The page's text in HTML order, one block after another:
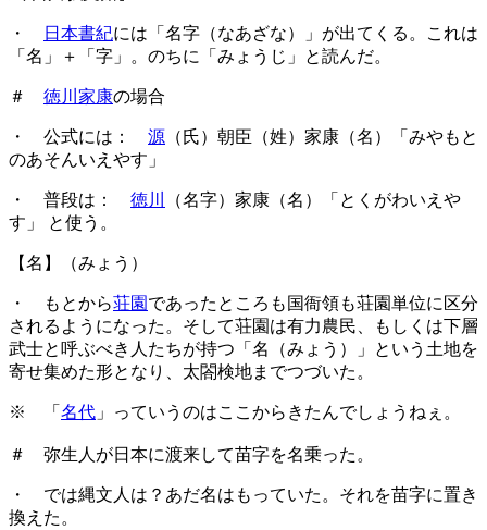
・ 日本書紀には「名字（なあざな）」が出てくる。これは
「名」＋「字」。のちに「みょうじ」と読んだ。
＃ 徳川家康の場合
・ 公式には： 源 （氏）朝臣（姓）家康（名）「みやもと
のあそんいえやす」
・ 普段は： 徳川
（名字）家康（名）「とくがわいえや
す」 と使う。
【名】（みょう）
・ もとから荘園 であったところも国衙領も荘園単位に区分
されるようになった。そして荘園は有力農民、もしくは下層
武士と呼ぶべき人たちが持つ「名（みょう）」という土地を
寄せ集めた形となり、太閤検地までつづいた。
※ 「 名代 」っていうのはここからきたんでしょうねぇ。
＃ 弥生人が日本に渡来して苗字を名乗った。
・ では縄文人は？あだ名はもっていた。それを苗字に置き
換えた。